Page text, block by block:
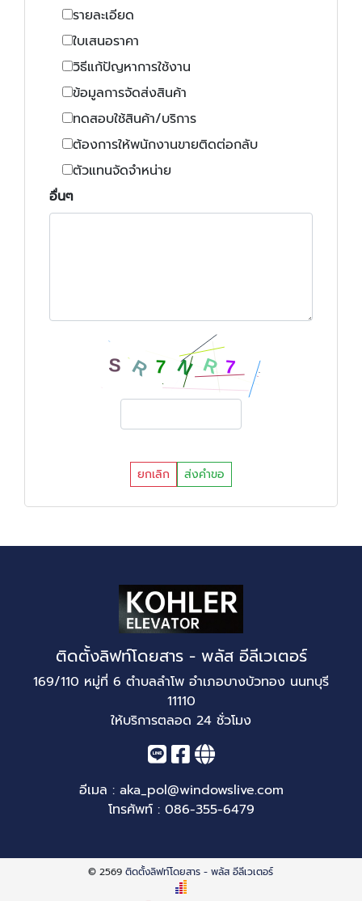
รายละเอียด
ใบเสนอราคา
วิธีแก้ปัญหาการใช้งาน
ข้อมูลการจัดส่งสินค้า
ทดสอบใช้สินค้า/บริการ
ต้องการให้พนักงานขายติดต่อกลับ
ตัวแทนจัดจำหน่าย
อื่นๆ
ยกเลิก ส่งคำขอ
ติดตั้งลิฟท์โดยสาร - พลัส อีลีเวเตอร์
169/110 หมู่ที่ 6 ตำบลลำโพ อำเภอบางบัวทอง นนทบุรี
11110
ให้บริการตลอด 24 ชั่วโมง
อีเมล : aka_pol@windowslive.com
โทรศัพท์ : 086-355-6479
© 2569ติดตั้งลิฟท์โดยสาร - พลัส อีลีเวเตอร์